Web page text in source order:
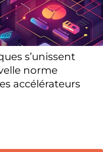
s’unissent
norme
accélérateurs